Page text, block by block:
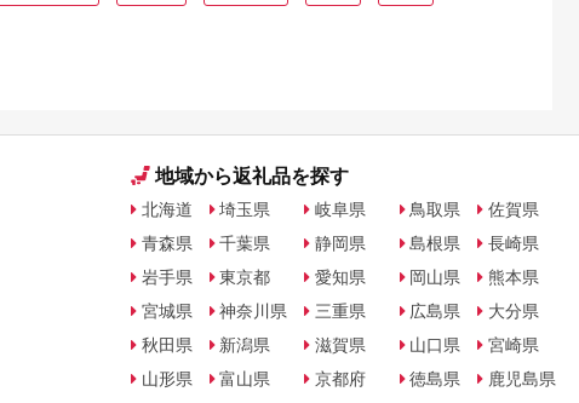
収いくら
地域から返礼品を探す
北海道
青森県
岩手県
宮城県
秋田県
山形県
埼玉県
千葉県
東京都
神奈川県
新潟県
富山県
岐阜県
静岡県
愛知県
三重県
滋賀県
京都府
鳥取県
島根県
岡山県
広島県
山口県
徳島県
佐賀県
長崎県
熊本県
大分県
宮崎県
鹿児島県